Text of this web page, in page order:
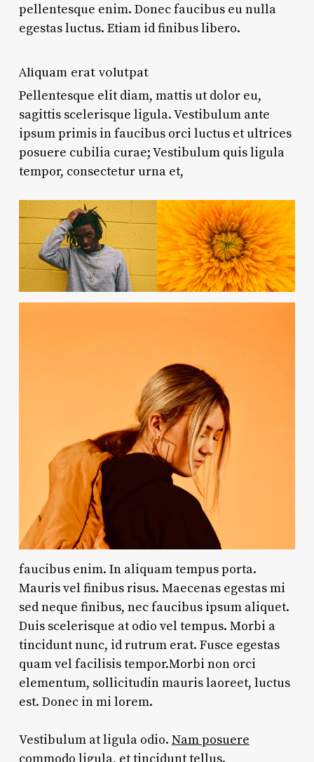
pellentesque enim. Donec faucibus eu nulla
egestas luctus. Etiam id finibus libero.
Aliquam erat volutpat
Pellentesque elit diam, mattis ut dolor eu,
sagittis scelerisque ligula. Vestibulum ante
ipsum primis in faucibus orci luctus et ultrices
posuere cubilia curae; Vestibulum quis ligula
tempor, consectetur urna et,
faucibus enim. In aliquam tempus porta.
Mauris vel finibus risus. Maecenas egestas mi
sed neque finibus, nec faucibus ipsum aliquet.
Duis scelerisque at odio vel tempus. Morbi a
tincidunt nunc, id rutrum erat. Fusce egestas
quam vel facilisis tempor.Morbi non orci
elementum, sollicitudin mauris laoreet, luctus
est. Donec in mi lorem.
Vestibulum at ligula odio. Nam posuere